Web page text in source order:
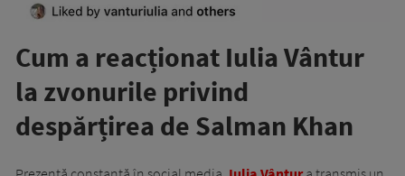
Cum a reacționat Iulia Vântur
la zvonurile privind
despărțirea de Salman Khan